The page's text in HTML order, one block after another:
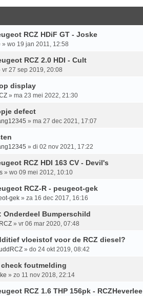
RCZ HDiF GT - Joske
» wo 19 jan 2011, 12:58
RCZ 2.0 HDI - Cult
vr 27 sep 2019, 20:08
display
» ma 23 mei 2022, 21:30
defect
» ma 27 dec 2021, 17:07
» di 02 nov 2021, 17:22
RCZ HDI 163 CV - Devil's
» wo 09 mei 2012, 10:10
RCZ-R - peugeot-gek
gek » za 16 dec 2017, 16:16
Onderdeel Bumperschild
» vr 06 mar 2020, 07:48
vloeistof voor de RCZ diesel?
» do 24 okt 2019, 08:42
foutmelding
» zo 11 nov 2018, 22:14
RCZ 1.6 THP 156pk - RCZHeverlee